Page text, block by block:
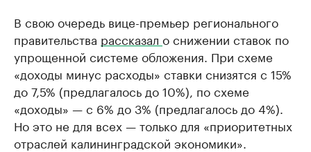
В свою очередь вице-премьер регионального
правительства рассказал о снижении ставок по
упрощенной системе обложения. При схеме
«доходы минус расходы» ставки снизятся с 15%
до 7,5% (предлагалось до 10%), по схеме
«доходы» — с 6% до 3% (предлагалось до 4%).
Но это не для всех — только для «приоритетных
отраслей калининградской экономики».